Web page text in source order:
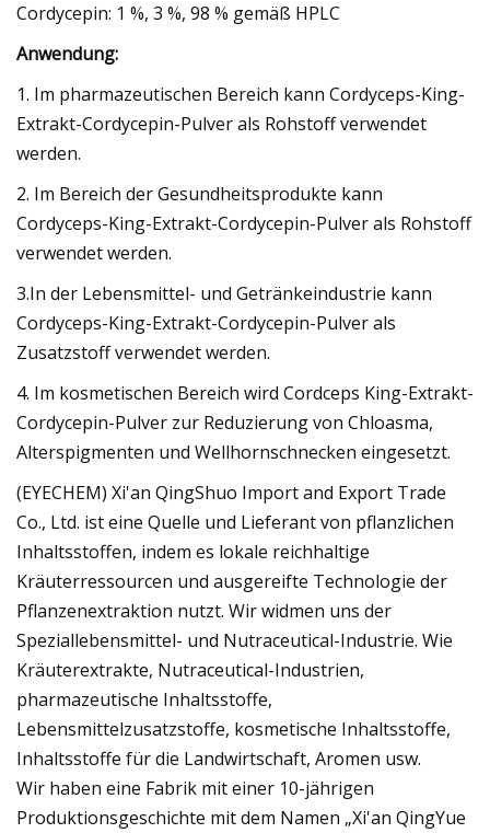
Cordycepin: 1 %, 3 %, 98 % gemäß HPLC
Anwendung:
1. Im pharmazeutischen Bereich kann Cordyceps-King-
Extrakt-Cordycepin-Pulver als Rohstoff verwendet
werden.
2. Im Bereich der Gesundheitsprodukte kann
Cordyceps-King-Extrakt-Cordycepin-Pulver als Rohstoff
verwendet werden.
3.In der Lebensmittel- und Getränkeindustrie kann
Cordyceps-King-Extrakt-Cordycepin-Pulver als
Zusatzstoff verwendet werden.
4. Im kosmetischen Bereich wird Cordceps King-Extrakt-
Cordycepin-Pulver zur Reduzierung von Chloasma,
Alterspigmenten und Wellhornschnecken eingesetzt.
(EYECHEM) Xi'an QingShuo Import and Export Trade
Co., Ltd. ist eine Quelle und Lieferant von pflanzlichen
Inhaltsstoffen, indem es lokale reichhaltige
Kräuterressourcen und ausgereifte Technologie der
Pflanzenextraktion nutzt. Wir widmen uns der
Speziallebensmittel- und Nutraceutical-Industrie. Wie
Kräuterextrakte, Nutraceutical-Industrien,
pharmazeutische Inhaltsstoffe,
Lebensmittelzusatzstoffe, kosmetische Inhaltsstoffe,
Inhaltsstoffe für die Landwirtschaft, Aromen usw.
Wir haben eine Fabrik mit einer 10-jährigen
Produktionsgeschichte mit dem Namen „Xi'an QingYue